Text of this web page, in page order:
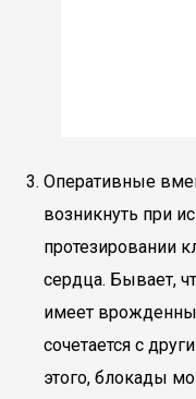
Оперативные
возникнуть при
протезировании
сердца. Бывает,
имеет
сочетается с
этого, блокады